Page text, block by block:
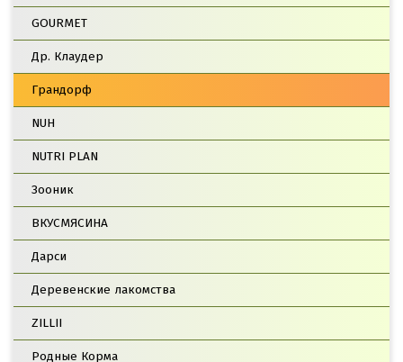
GOURMET
Др. Клаудер
Грандорф
NUH
NUTRI PLAN
Зооник
ВКУСМЯСИНА
Дарси
Деревенские лакомства
ZILLII
Родные Корма